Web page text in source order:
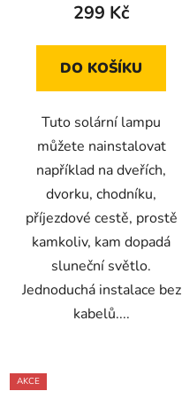
299 Kč
DO KOŠÍKU
Tuto solární lampu
můžete nainstalovat
například na dveřích,
dvorku, chodníku,
příjezdové cestě, prostě
kamkoliv, kam dopadá
sluneční světlo.
Jednoduchá instalace bez
kabelů....
AKCE